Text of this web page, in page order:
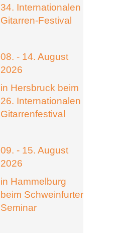
34. Internationalen
Gitarren-Festival
08. - 14. August
2026
in Hersbruck beim
26. Internationalen
Gitarrenfestival
09. - 15. August
2026
in Hammelburg
beim Schweinfurter
Seminar